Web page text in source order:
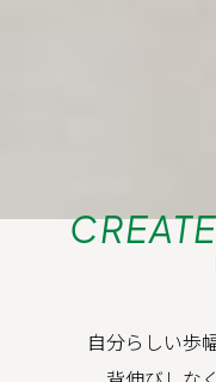
自分らしい歩